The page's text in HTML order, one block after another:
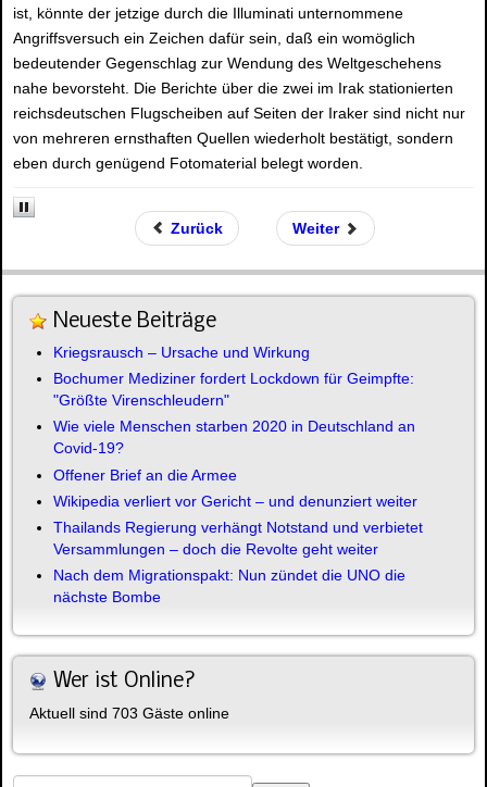
ist, könnte der jetzige durch die Illuminati unternommene
Angriffsversuch ein Zeichen dafür sein, daß ein womöglich
bedeutender Gegenschlag zur Wendung des Weltgeschehens
nahe bevorsteht. Die Berichte über die zwei im Irak stationierten
reichsdeutschen Flugscheiben auf Seiten der Iraker sind nicht nur
von mehreren ernsthaften Quellen wiederholt bestätigt, sondern
eben durch genügend Fotomaterial belegt worden.
Zurück Weiter
Neueste Beiträge
Kriegsrausch – Ursache und Wirkung
Bochumer Mediziner fordert Lockdown für Geimpfte:
"Größte Virenschleudern"
Wie viele Menschen starben 2020 in Deutschland an
Covid-19?
Offener Brief an die Armee
Wikipedia verliert vor Gericht – und denunziert weiter
Thailands Regierung verhängt Notstand und verbietet
Versammlungen – doch die Revolte geht weiter
Nach dem Migrationspakt: Nun zündet die UNO die
nächste Bombe
Wer ist Online?
Aktuell sind 703 Gäste online